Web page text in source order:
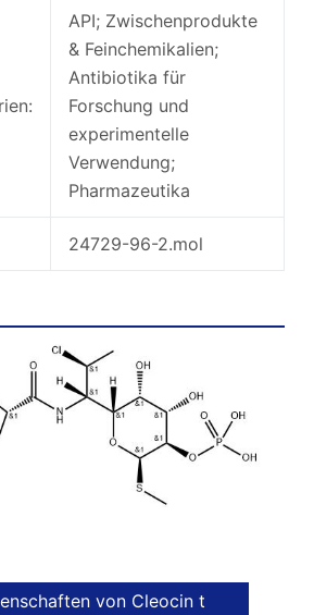
API; Zwischenprodukte
& Feinchemikalien;
Antibiotika für
Forschung und
experimentelle
Verwendung;
Pharmazeutika
24729-96-2.mol
von Cleocin t